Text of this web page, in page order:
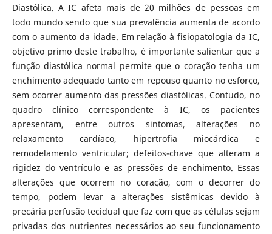
Diastólica. A IC afeta mais de 20 milhões de pessoas em
todo mundo sendo que sua prevalência aumenta de acordo
com o aumento da idade. Em relação à fisiopatologia da IC,
objetivo primo deste trabalho, é importante salientar que a
função diastólica normal permite que o coração tenha um
enchimento adequado tanto em repouso quanto no esforço,
sem ocorrer aumento das pressões diastólicas. Contudo, no
quadro clínico correspondente à IC, os pacientes
apresentam, entre outros sintomas, alterações no
relaxamento cardíaco, hipertrofia miocárdica e
remodelamento ventricular; defeitos-chave que alteram a
rigidez do ventrículo e as pressões de enchimento. Essas
alterações que ocorrem no coração, com o decorrer do
tempo, podem levar a alterações sistêmicas devido à
precária perfusão tecidual que faz com que as células sejam
privadas dos nutrientes necessários ao seu funcionamento